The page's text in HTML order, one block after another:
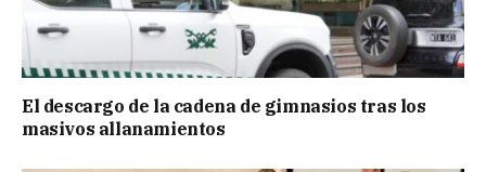
El descargo de la cadena de gimnasios tras los
masivos allanamientos